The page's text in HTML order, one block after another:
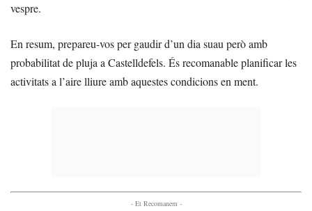
vespre.
En resum, prepareu-vos per gaudir d’un dia suau però amb
probabilitat de pluja a Castelldefels. És recomanable planificar les
activitats a l’aire lliure amb aquestes condicions en ment.
- Et Recomanem -